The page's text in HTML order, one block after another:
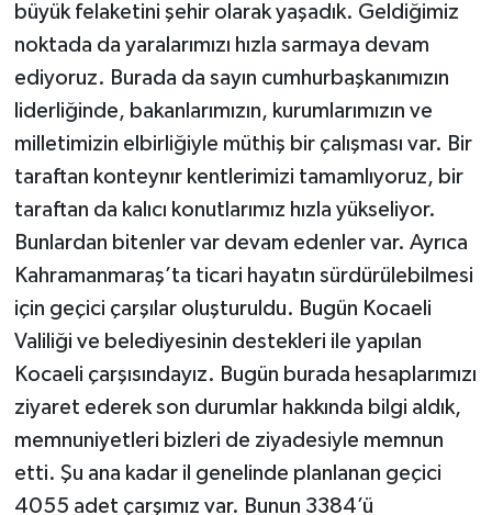
büyük felaketini şehir olarak yaşadık. Geldiğimiz
noktada da yaralarımızı hızla sarmaya devam
ediyoruz. Burada da sayın cumhurbaşkanımızın
liderliğinde, bakanlarımızın, kurumlarımızın ve
milletimizin elbirliğiyle müthiş bir çalışması var. Bir
taraftan konteynır kentlerimizi tamamlıyoruz, bir
taraftan da kalıcı konutlarımız hızla yükseliyor.
Bunlardan bitenler var devam edenler var. Ayrıca
Kahramanmaraş’ta ticari hayatın sürdürülebilmesi
için geçici çarşılar oluşturuldu. Bugün Kocaeli
Valiliği ve belediyesinin destekleri ile yapılan
Kocaeli çarşısındayız. Bugün burada hesaplarımızı
ziyaret ederek son durumlar hakkında bilgi aldık,
memnuniyetleri bizleri de ziyadesiyle memnun
etti. Şu ana kadar il genelinde planlanan geçici
4055 adet çarşımız var. Bunun 3384’ü
Genel
Politika
YEREL
BÖLGEDEN
BİLİM TEKNOLOJİ
ASAYİŞ
ÇEVRE